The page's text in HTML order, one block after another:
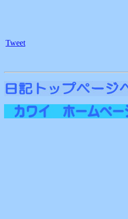
Tweet